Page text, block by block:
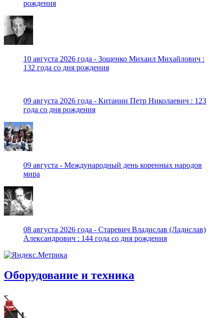
рождения
10 августа 2026 года - Зощенко Михаил Михайлович :
132 года со дня рождения
09 августа 2026 года - Китанин Петр Николаевич : 123
года со дня рождения
09 августа - Международный день коренных народов
мира
08 августа 2026 года - Старевич Владислав (Ладислав)
Александрович : 144 года со дня рождения
Оборудование и техника